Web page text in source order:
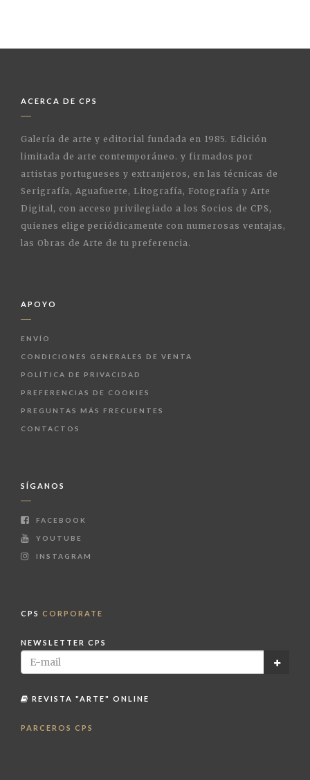
ACERCA DE CPS
Galería de arte y editorial fundada en 1985. Edición
limitada de arte contemporáneo. y firmados por
artistas portugueses y extranjeros, en las técnicas de
Serigrafía, Aguafuerte, Litografía, Fotografía y Arte
Digital, con acceso privilegiado a los Socios de CPS,
quienes elige periódicamente con numerosas ventajas,
las Obras de Arte de tu preferencia.
APOYO
ENVÍO
CONDICIONES GENERALES DE VENTA
POLÍTICA DE PRIVACIDAD
PREFERENCIAS DE COOKIES
PREGUNTAS MÁS FRECUENTES
CONTACTOS
SÍGANOS
FACEBOOK
YOUTUBE
INSTAGRAM
CPS CORPORATE
NEWSLETTER CPS
REVISTA "ARTE" ONLINE
PARCEROS CPS